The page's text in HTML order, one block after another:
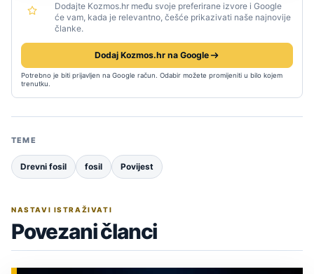
Dodajte Kozmos.hr među svoje preferirane izvore i Google
će vam, kada je relevantno, češće prikazivati naše najnovije
članke.
Dodaj Kozmos.hr na Google
Potrebno je biti prijavljen na Google račun. Odabir možete promijeniti u bilo kojem
trenutku.
TEME
Drevni fosil fosil Povijest
NASTAVI ISTRAŽIVATI
Povezani članci